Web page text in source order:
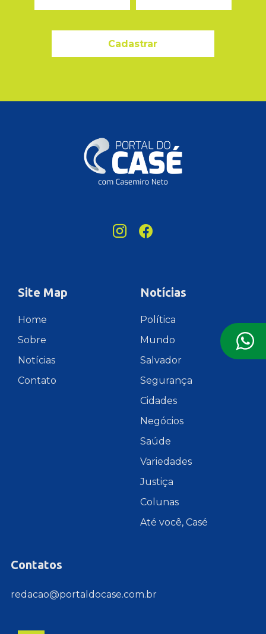
Cadastrar
Site Map
Home
Sobre
Notícias
Contato
Notícias
Política
Mundo
Salvador
Segurança
Cidades
Negócios
Saúde
Variedades
Justiça
Colunas
Até você, Casé
Contatos
redacao@portaldocase.com.br